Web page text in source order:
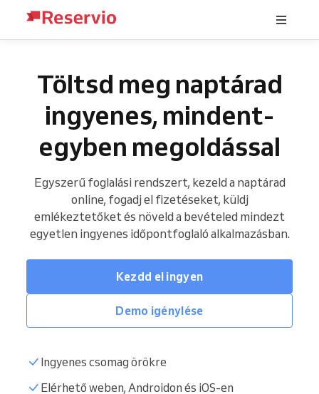
Töltsd meg naptárad
ingyenes, mindent-
egyben megoldással
Egyszerű foglalási rendszert, kezeld a naptárad
online, fogadj el fizetéseket, küldj
emlékeztetőket és növeld a bevételed mindezt
egyetlen ingyenes időpontfoglaló alkalmazásban.
Kezdd el ingyen
Demo igénylése
Ingyenes csomag örökre
Elérhető weben, Androidon és iOS-en